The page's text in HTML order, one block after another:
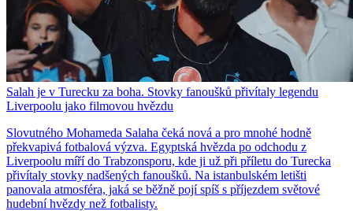
Salah je v Turecku za boha. Stovky fanoušků přivítaly legendu
Liverpoolu jako filmovou hvězdu
Slovutného Mohameda Salaha čeká nová a pro mnohé hodně
překvapivá fotbalová výzva. Egyptská hvězda po odchodu z
Liverpoolu míří do Trabzonsporu, kde ji už při příletu do Turecka
přivítaly stovky nadšených fanoušků. Na istanbulském letišti
panovala atmosféra, jaká se běžně pojí spíš s příjezdem světové
hudební hvězdy než fotbalisty.